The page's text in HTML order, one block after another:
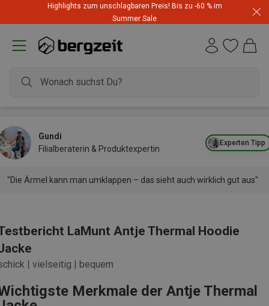
Highlights zum unschlagbaren Preis! Bis zu -60 % im
Summer Sale
Experten Tipp
Gundi
Filialberaterin & Produktexpertin
"Die Ärmel kann man umklappen – das sieht auch wirklich gut aus"
LaMunt Antje Thermal Hoodie
| vielseitig | bequem
Merkmale der Antje Thermal